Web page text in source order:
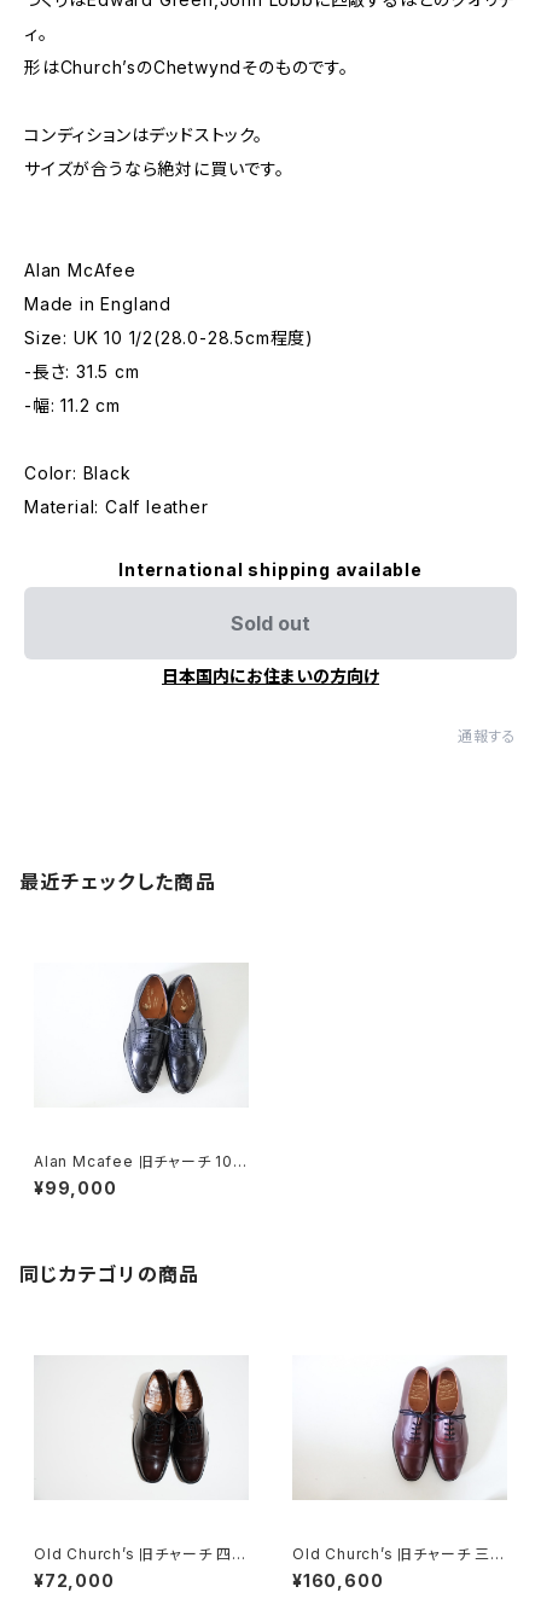
ィ。
形はChurch’sのChetwyndそのものです。
コンディションはデッドストック。
サイズが合うなら絶対に買いです。
Alan McAfee
Made in England
Size: UK 10 1/2(28.0-28.5cm程度)
-長さ: 31.5 cm
-幅: 11.2 cm
Color: Black
Material: Calf leather
International shipping available
Sold out
日本国内にお住まいの方向け
通報する
最近チェックした商品
Alan Mcafee 旧チャーチ 10.5
F Black DEADSTOCK
¥99,000
同じカテゴリの商品
Old Church’s 旧チャーチ 四都
市 BELMONTパンチドキャップ
トウ 85G
¥72,000
Old Church’s 旧チャーチ 三都
市 キャップトウ 95G DEADST
OCK
¥160,600